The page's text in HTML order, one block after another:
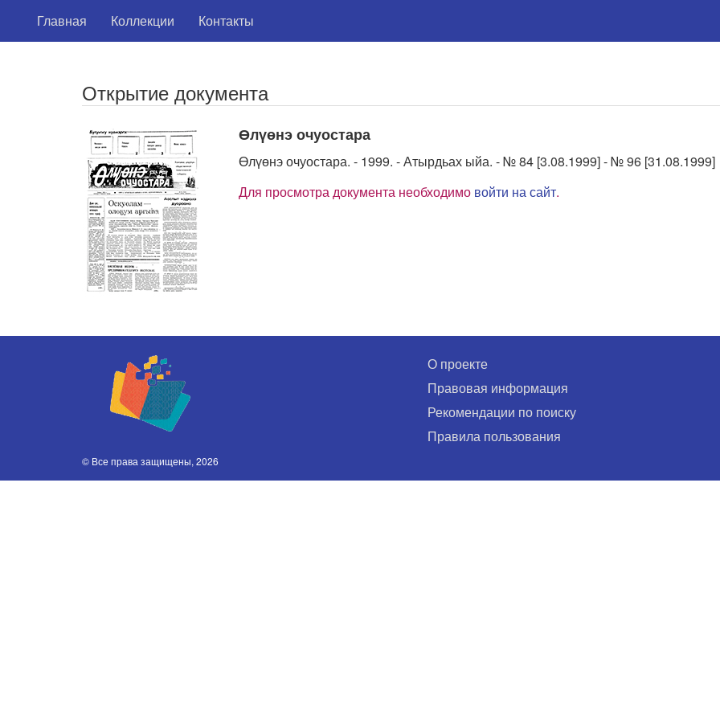
Главная Коллекции Контакты
Открытие документа
Өлүөнэ очуостара
Өлүөнэ очуостара. - 1999. - Атырдьах ыйа. - № 84 [3.08.1999] - № 96 [31.08.1999]
Для просмотра документа необходимо войти на сайт.
О проекте
Правовая информация
Рекомендации по поиску
Правила пользования
© Все права защищены, 2026